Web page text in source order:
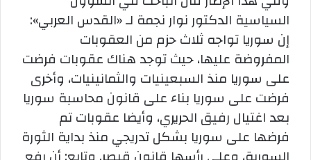
السياسية الدكتور نوار نجمة لـ «القدس العربي»:
إن سوريا تواجه ثلاث حزم من العقوبات
المفروضة عليها، حيث توجد هناك عقوبات فرضت
على سوريا منذ السبعينيات والثمانينيات، وأخرى
فرضت على سوريا بناء على قانون محاسبة سوريا
بعد اغتيال رفيق الحريري، وأيضا عقوبات تم
فرضها على سوريا بشكل تدريجي منذ بداية الثورة